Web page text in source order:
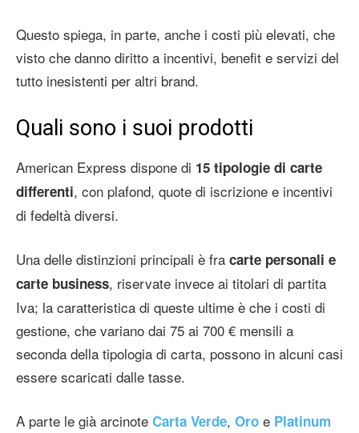
Questo spiega, in parte, anche i costi più elevati, che
visto che danno diritto a incentivi, benefit e servizi del
tutto inesistenti per altri brand.
Quali sono i suoi prodotti
American Express dispone di 15 tipologie di carte
differenti, con plafond, quote di iscrizione e incentivi
di fedeltà diversi.
Una delle distinzioni principali è fra carte personali e
carte business, riservate invece ai titolari di partita
Iva; la caratteristica di queste ultime è che i costi di
gestione, che variano dai 75 ai 700 € mensili a
seconda della tipologia di carta, possono in alcuni casi
essere scaricati dalle tasse.
A parte le già arcinote Carta Verde, Oro e Platinum